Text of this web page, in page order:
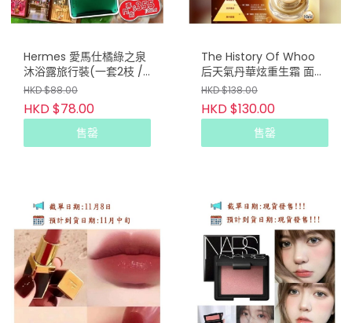
Hermes 愛馬仕橘綠之泉
沐浴露旅行裝(一套2枝 /
80ml x 2)
HKD $88.00
HKD $78.00
售罄
The History Of Whoo
后天氣丹華炫重生霜 面霜
中樣套裝 (一套10ml x3
個)
HKD $138.00
HKD $130.00
售罄